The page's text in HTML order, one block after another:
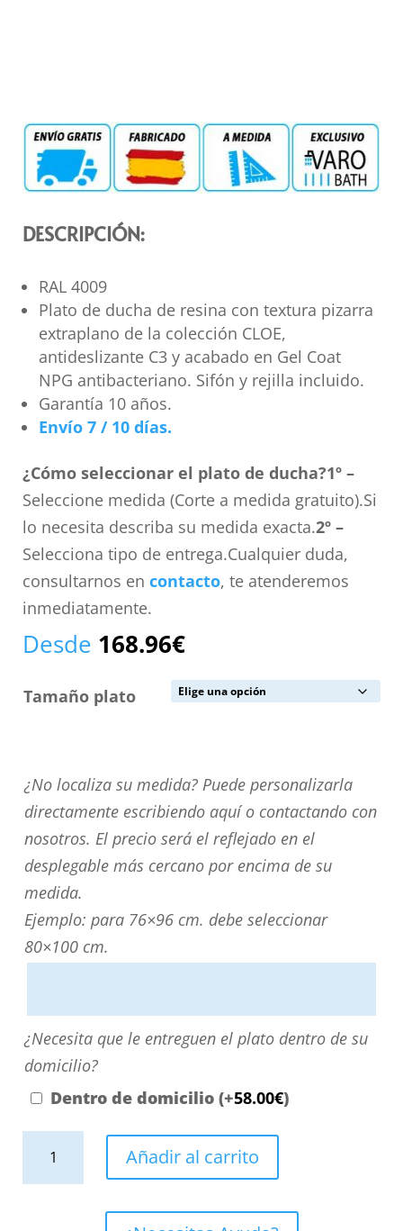
DESCRIPCIÓN:
RAL 4009
Plato de ducha de resina con textura pizarra
extraplano de la colección CLOE,
antideslizante C3 y acabado en Gel Coat
NPG antibacteriano. Sifón y rejilla incluido.
Garantía 10 años.
Envío 7 / 10 días.
¿Cómo seleccionar el plato de ducha?1º –
Seleccione medida (Corte a medida gratuito).Si
lo necesita describa su medida exacta.2º –
Selecciona tipo de entrega.Cualquier duda,
consultarnos en contacto, te atenderemos
inmediatamente.
Desde 168.96€
Tamaño plato
¿No
localiza
su
medida?
Puede
personalizarla
directamente
contactando
nosotros.
El
precio
será
¿No localiza su medida? Puede personalizarla
directamente escribiendo aquí o contactando con
nosotros. El precio será el reflejado en el
desplegable más cercano por encima de su
medida.
Ejemplo: para 76×96 cm. debe seleccionar
80×100 cm.
¿Necesita
que
le
¿Necesita que le entreguen el plato dentro de su
domicilio?
Dentro de domicilio (+58.00€)
Añadir al carrito